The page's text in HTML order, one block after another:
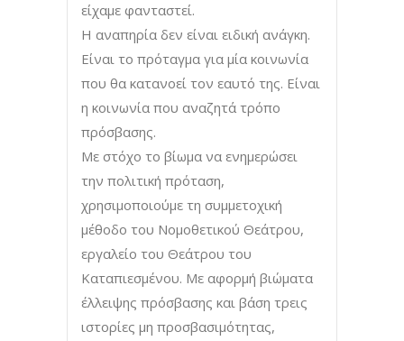
είχαμε φανταστεί.
Η αναπηρία δεν είναι ειδική ανάγκη.
Είναι το πρόταγμα για μία κοινωνία
που θα κατανοεί τον εαυτό της. Είναι
η κοινωνία που αναζητά τρόπο
πρόσβασης.
Με στόχο το βίωμα να ενημερώσει
την πολιτική πρόταση,
χρησιμοποιούμε τη συμμετοχική
μέθοδο του Νομοθετικού Θεάτρου,
εργαλείο του Θεάτρου του
Καταπιεσμένου. Με αφορμή βιώματα
έλλειψης πρόσβασης και βάση τρεις
ιστορίες μη προσβασιμότητας,